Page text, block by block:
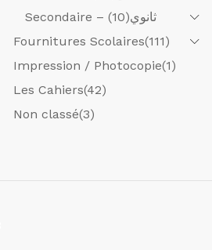
Secondaire – ثانوي(10)
Fournitures Scolaires(111)
Impression / Photocopie(1)
Les Cahiers(42)
Non classé(3)